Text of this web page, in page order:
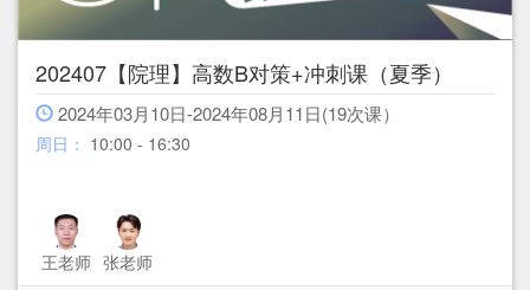
202407【院理】高数B对策+冲刺课（夏季）
2024年03月10日-2024年08月11日(19次课）
周日： 10:00 - 16:30
王老师 张老师